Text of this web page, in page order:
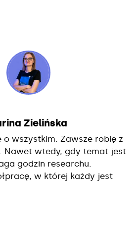
Zielińska
o wszystkim. Zawsze robię z
Nawet wtedy, gdy temat jest
godzin researchu.
w której każdy jest